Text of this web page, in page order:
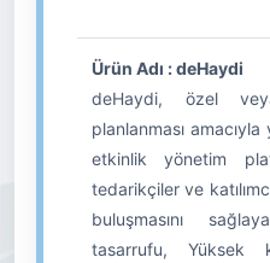
Ürün Adı : deHaydi
deHaydi, özel
planlanması
etkinlik yönetim
tedarikçiler ve
buluşmasını
tasarrufu, Yüksek